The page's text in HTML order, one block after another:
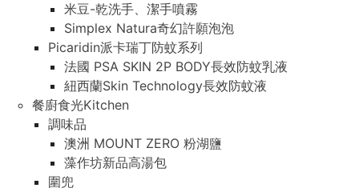
米豆-乾洗手、潔手噴霧
Simplex Natura奇幻許願泡泡
Picaridin派卡瑞丁防蚊系列
法國 PSA SKIN 2P BODY長效防蚊乳液
紐西蘭Skin Technology長效防蚊液
餐廚食光Kitchen
調味品
澳洲 MOUNT ZERO 粉湖鹽
藻作坊新品高湯包
圍兜